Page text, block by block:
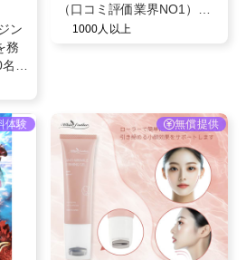
ン
務
以
コ
。
別
（口コミ評価業界NO1）と
既存のお客様からの紹介率
1000人以上
体験 無償提供